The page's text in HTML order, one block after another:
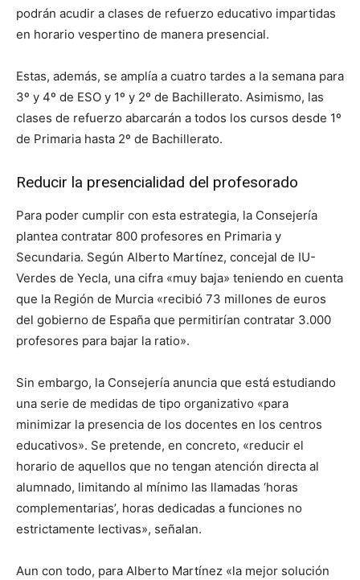
podrán acudir a clases de refuerzo educativo impartidas
en horario vespertino de manera presencial.
Estas, además, se amplía a cuatro tardes a la semana para
3º y 4º de ESO y 1º y 2º de Bachillerato. Asimismo, las
clases de refuerzo abarcarán a todos los cursos desde 1º
de Primaria hasta 2º de Bachillerato.
Reducir la presencialidad del profesorado
Para poder cumplir con esta estrategia, la Consejería
plantea contratar 800 profesores en Primaria y
Secundaria. Según Alberto Martínez, concejal de IU-
Verdes de Yecla, una cifra «muy baja» teniendo en cuenta
que la Región de Murcia «recibió 73 millones de euros
del gobierno de España que permitirían contratar 3.000
profesores para bajar la ratio».
Sin embargo, la Consejería anuncia que está estudiando
una serie de medidas de tipo organizativo «para
minimizar la presencia de los docentes en los centros
educativos». Se pretende, en concreto, «reducir el
horario de aquellos que no tengan atención directa al
alumnado, limitando al mínimo las llamadas ‘horas
complementarias’, horas dedicadas a funciones no
estrictamente lectivas», señalan.
Aun con todo, para Alberto Martínez «la mejor solución